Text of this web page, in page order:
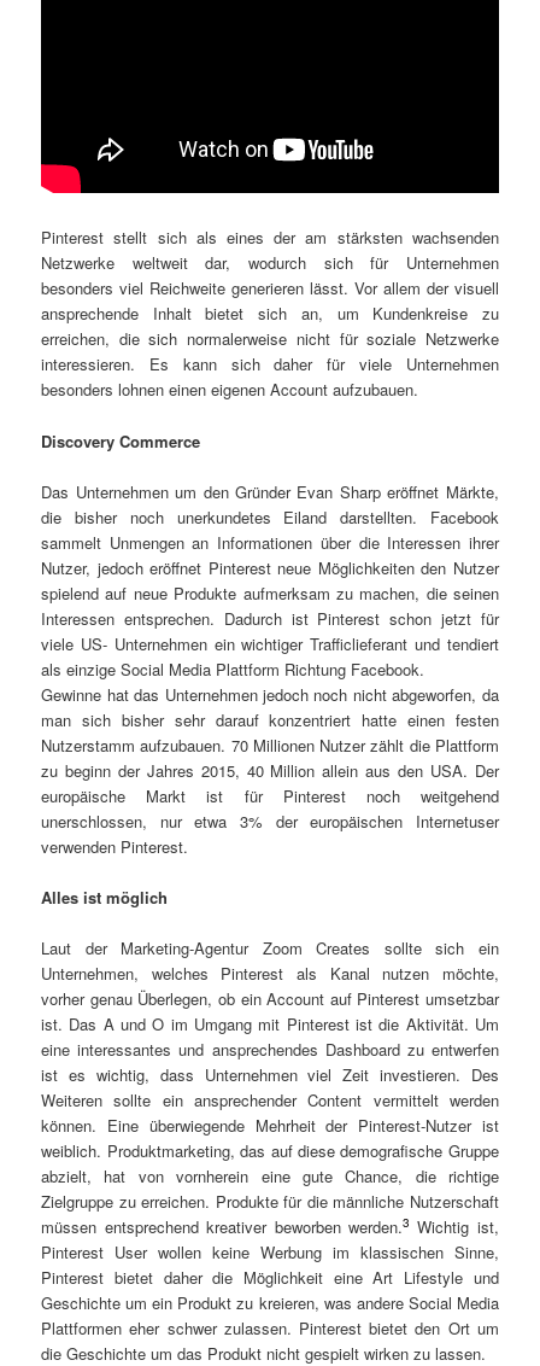
Pinterest stellt sich als eines der am stärksten wachsenden
Netzwerke weltweit dar, wodurch sich für Unternehmen
besonders viel Reichweite generieren lässt. Vor allem der visuell
ansprechende Inhalt bietet sich an, um Kundenkreise zu
erreichen, die sich normalerweise nicht für soziale Netzwerke
interessieren. Es kann sich daher für viele Unternehmen
besonders lohnen einen eigenen Account aufzubauen.
Discovery Commerce
Das Unternehmen um den Gründer Evan Sharp eröffnet Märkte,
die bisher noch unerkundetes Eiland darstellten. Facebook
sammelt Unmengen an Informationen über die Interessen ihrer
Nutzer, jedoch eröffnet Pinterest neue Möglichkeiten den Nutzer
spielend auf neue Produkte aufmerksam zu machen, die seinen
Interessen entsprechen. Dadurch ist Pinterest schon jetzt für
viele US- Unternehmen ein wichtiger Trafficlieferant und tendiert
als einzige Social Media Plattform Richtung Facebook.
Gewinne hat das Unternehmen jedoch noch nicht abgeworfen, da
man sich bisher sehr darauf konzentriert hatte einen festen
Nutzerstamm aufzubauen. 70 Millionen Nutzer zählt die Plattform
zu beginn der Jahres 2015, 40 Million allein aus den USA. Der
europäische Markt ist für Pinterest noch weitgehend
unerschlossen, nur etwa 3% der europäischen Internetuser
verwenden Pinterest.
Alles ist möglich
Laut der Marketing-Agentur Zoom Creates sollte sich ein
Unternehmen, welches Pinterest als Kanal nutzen möchte,
vorher genau Überlegen, ob ein Account auf Pinterest umsetzbar
ist. Das A und O im Umgang mit Pinterest ist die Aktivität. Um
eine interessantes und ansprechendes Dashboard zu entwerfen
ist es wichtig, dass Unternehmen viel Zeit investieren. Des
Weiteren sollte ein ansprechender Content vermittelt werden
können. Eine überwiegende Mehrheit der Pinterest-Nutzer ist
weiblich. Produktmarketing, das auf diese demografische Gruppe
abzielt, hat von vornherein eine gute Chance, die richtige
Zielgruppe zu erreichen. Produkte für die männliche Nutzerschaft
müssen entsprechend kreativer beworben werden.3 Wichtig ist,
Pinterest User wollen keine Werbung im klassischen Sinne,
Pinterest bietet daher die Möglichkeit eine Art Lifestyle und
Geschichte um ein Produkt zu kreieren, was andere Social Media
Plattformen eher schwer zulassen. Pinterest bietet den Ort um
die Geschichte um das Produkt nicht gespielt wirken zu lassen.